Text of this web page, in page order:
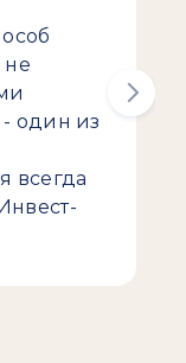
не
один из
всегда